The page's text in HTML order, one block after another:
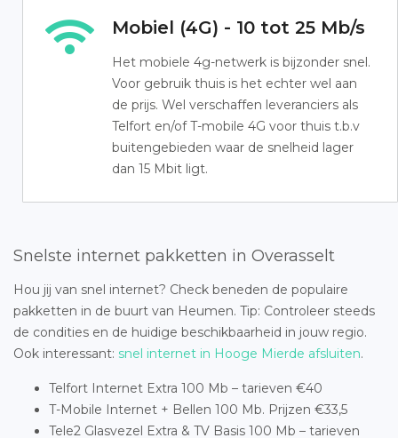
Mobiel (4G) - 10 tot 25 Mb/s
Het mobiele 4g-netwerk is bijzonder snel.
Voor gebruik thuis is het echter wel aan
de prijs. Wel verschaffen leveranciers als
Telfort en/of T-mobile 4G voor thuis t.b.v
buitengebieden waar de snelheid lager
dan 15 Mbit ligt.
Snelste internet pakketten in Overasselt
Hou jij van snel internet? Check beneden de populaire
pakketten in de buurt van Heumen. Tip: Controleer steeds
de condities en de huidige beschikbaarheid in jouw regio.
Ook interessant: snel internet in Hooge Mierde afsluiten.
Telfort Internet Extra 100 Mb – tarieven €40
T-Mobile Internet + Bellen 100 Mb. Prijzen €33,5
Tele2 Glasvezel Extra & TV Basis 100 Mb – tarieven